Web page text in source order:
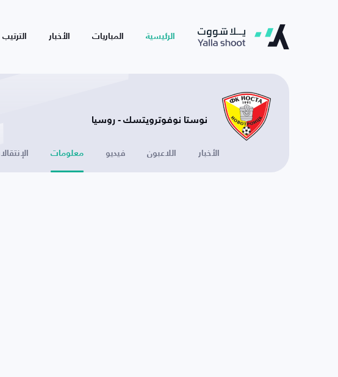
الرئيسية المباريات الأخبار الترتيب
نوستا نوفوترويتسك - روسيا
الأخبار اللاعبون فيديو معلومات